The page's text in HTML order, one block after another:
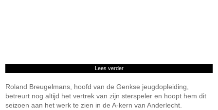
Lees verder
Roland Breugelmans, hoofd van de Genkse jeugdopleiding,
betreurt nog altijd het vertrek van zijn sterspeler en hoopt hem dit
seizoen aan het werk te zien in de A-kern van Anderlecht.